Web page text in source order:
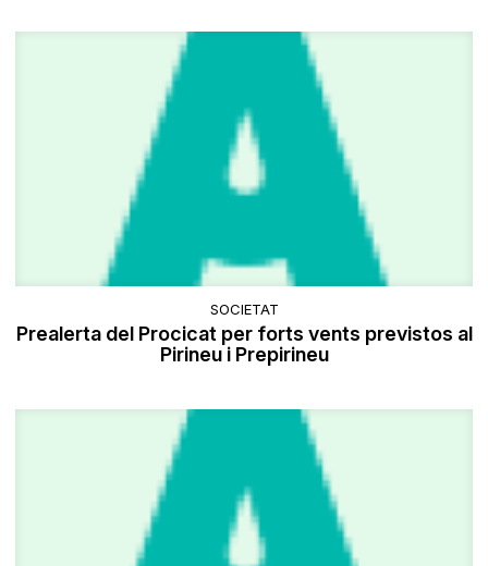
SOCIETAT
Prealerta del Procicat per forts vents previstos al
Pirineu i Prepirineu